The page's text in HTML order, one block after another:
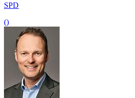
SPD
()